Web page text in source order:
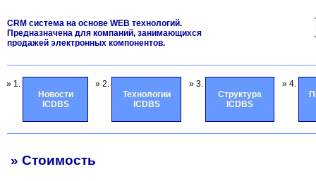
CRM система на основе WEB технологий.
Предназначена для компаний, занимающихся
продажей электронных компонентов.
» 1.
Новости
ICDBS
» 2.
Технологии
ICDBS
» 3.
Структура
ICDBS
» 4.
» Стоимость